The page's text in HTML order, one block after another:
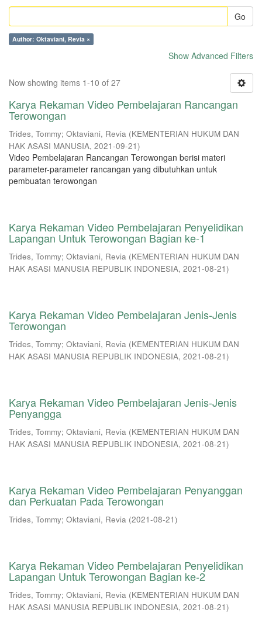
Go
Author: Oktaviani, Revia ×
Show Advanced Filters
Now showing items 1-10 of 27
Karya Rekaman Video Pembelajaran Rancangan
Terowongan
Trides, Tommy; Oktaviani, Revia (KEMENTERIAN HUKUM DAN
HAK ASASI MANUSIA, 2021-09-21)
Video Pembelajaran Rancangan Terowongan berisi materi
parameter-parameter rancangan yang dibutuhkan untuk
pembuatan terowongan
Karya Rekaman Video Pembelajaran Penyelidikan
Lapangan Untuk Terowongan Bagian ke-1
Trides, Tommy; Oktaviani, Revia (KEMENTERIAN HUKUM DAN
HAK ASASI MANUSIA REPUBLIK INDONESIA, 2021-08-21)
Karya Rekaman Video Pembelajaran Jenis-Jenis
Terowongan
Trides, Tommy; Oktaviani, Revia (KEMENTERIAN HUKUM DAN
HAK ASASI MANUSIA REPUBLIK INDONESIA, 2021-08-21)
Karya Rekaman Video Pembelajaran Jenis-Jenis
Penyangga
Trides, Tommy; Oktaviani, Revia (KEMENTERIAN HUKUM DAN
HAK ASASI MANUSIA REPUBLIK INDONESIA, 2021-08-21)
Karya Rekaman Video Pembelajaran Penyanggan
dan Perkuatan Pada Terowongan
Trides, Tommy; Oktaviani, Revia (2021-08-21)
Karya Rekaman Video Pembelajaran Penyelidikan
Lapangan Untuk Terowongan Bagian ke-2
Trides, Tommy; Oktaviani, Revia (KEMENTERIAN HUKUM DAN
HAK ASASI MANUSIA REPUBLIK INDONESIA, 2021-08-21)